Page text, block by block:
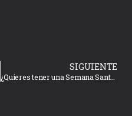
SIGUIENTE
¿Quieres tener una Semana Santa Segura?, acata las indicaciones de Protección Civil Municipal